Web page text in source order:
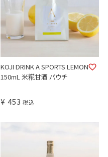
KOJI DRINK A SPORTS LEMON
150mL 米糀甘酒 パウチ
¥ 453 税込